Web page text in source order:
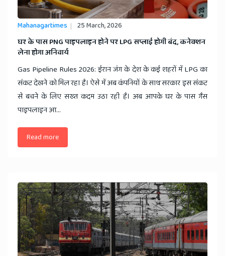
Mahanagartimes 25 March, 2026
​घर के पास PNG पाइपलाइन होने पर LPG सप्लाई होगी बंद, कनेक्शन
लेना होगा अनिवार्य
Gas Pipeline Rules 2026: ईरान जंग के देश के कई शहरों में LPG का
संकट देखने को मिल रहा है। ऐसे में अब कंपनियों के साथ सरकार इस संकट
से बचने के लिए सख्त कदम उठा रही है। अब आपके घर के पास गैस
पाइपलाइन आ...
Read more